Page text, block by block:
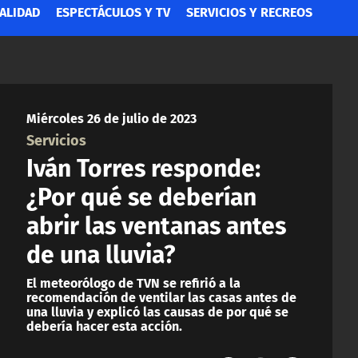
ESPECTÁCULOS Y TV SERVICIOS Y RECREOS
Miércoles 26 de julio de 2023
Servicios
Iván Torres responde:
¿Por qué se deberían
abrir las ventanas antes
de una lluvia?
El meteorólogo de TVN se refirió a la
recomendación de ventilar las casas antes de
una lluvia y explicó las causas de por qué se
debería hacer esta acción.